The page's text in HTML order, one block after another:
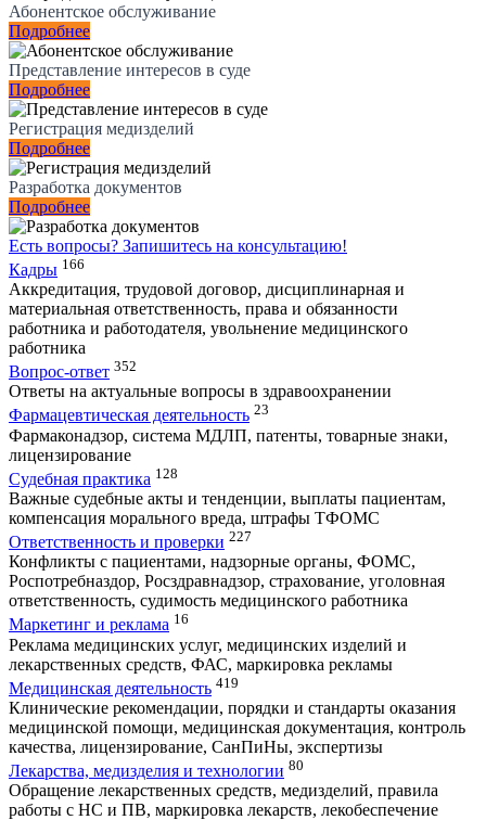
Абонентское обслуживание
Подробнее
Представление интересов в суде
Подробнее
Регистрация медизделий
Подробнее
Разработка документов
Подробнее
Есть вопросы? Запишитесь на консультацию!
Кадры 166
Аккредитация, трудовой договор, дисциплинарная и
материальная ответственность, права и обязанности
работника и работодателя, увольнение медицинского
работника
Вопрос-ответ 352
Ответы на актуальные вопросы в здравоохранении
Фармацевтическая деятельность 23
Фармаконадзор, система МДЛП, патенты, товарные знаки,
лицензирование
Судебная практика 128
Важные судебные акты и тенденции, выплаты пациентам,
компенсация морального вреда, штрафы ТФОМС
Ответственность и проверки 227
Конфликты с пациентами, надзорные органы, ФОМС,
Роспотребназдор, Росздравнадзор, страхование, уголовная
ответственность, судимость медицинского работника
Маркетинг и реклама 16
Реклама медицинских услуг, медицинских изделий и
лекарственных средств, ФАС, маркировка рекламы
Медицинская деятельность 419
Клинические рекомендации, порядки и стандарты оказания
медицинской помощи, медицинская документация, контроль
качества, лицензирование, СанПиНы, экспертизы
Лекарства, медизделия и технологии 80
Обращение лекарственных средств, медизделий, правила
работы с НС и ПВ, маркировка лекарств, лекобеспечение